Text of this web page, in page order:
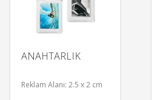
ANAHTARLIK
Reklam Alanı: 2.5 x 2 cm